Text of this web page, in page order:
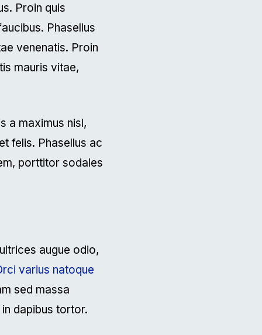
Proin quis
Phasellus
venenatis. Proin
mauris vitae,
a maximus nisl,
felis. Phasellus ac
porttitor sodales
augue odio,
varius natoque
sed massa
dapibus tortor.